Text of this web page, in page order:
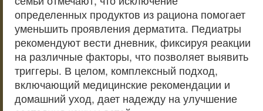
определенных продуктов из рациона помогает
уменьшить проявления дерматита. Педиатры
рекомендуют вести дневник, фиксируя реакции
на различные факторы, что позволяет выявить
триггеры. В целом, комплексный подход,
включающий медицинские рекомендации и
домашний уход, дает надежду на улучшение